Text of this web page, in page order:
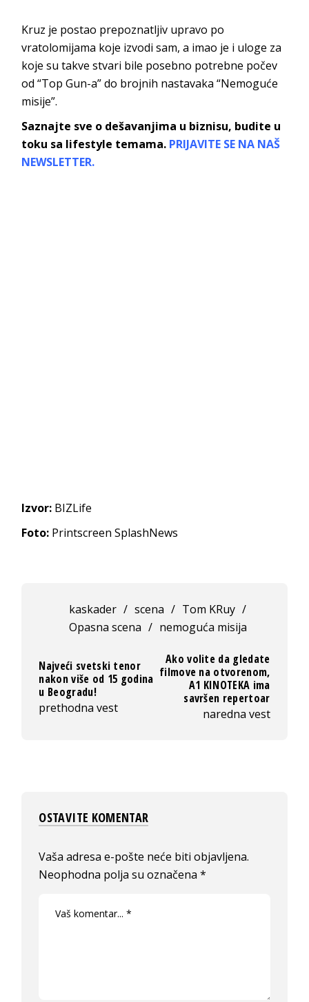
Kruz je postao prepoznatljiv upravo po
vratolomijama koje izvodi sam, a imao je i uloge za
koje su takve stvari bile posebno potrebne počev
od “Top Gun-a” do brojnih nastavaka “Nemoguće
misije”.
Saznajte sve o dešavanjima u biznisu, budite u
toku sa lifestyle temama. PRIJAVITE SE NA NAŠ
NEWSLETTER.
Izvor: BIZLife
Foto: Printscreen SplashNews
kaskader / scena / Tom KRuy /
Opasna scena / nemoguća misija
Najveći svetski tenor
nakon više od 15 godina
u Beogradu!
prethodna vest
Ako volite da gledate
filmove na otvorenom,
A1 KINOTEKA ima
savršen repertoar
naredna vest
OSTAVITE KOMENTAR
Vaša adresa e-pošte neće biti objavljena.
Neophodna polja su označena*